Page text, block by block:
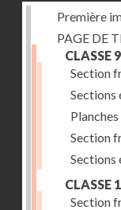
Première
PAGE DE
CLASSE
Section
Sections
Planches
Section
Sections
CLASSE
Section